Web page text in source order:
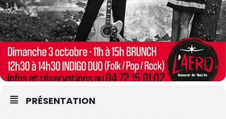
PRÉSENTATION